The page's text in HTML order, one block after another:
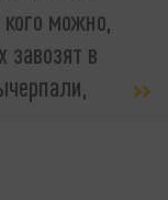
можно,
завозят в